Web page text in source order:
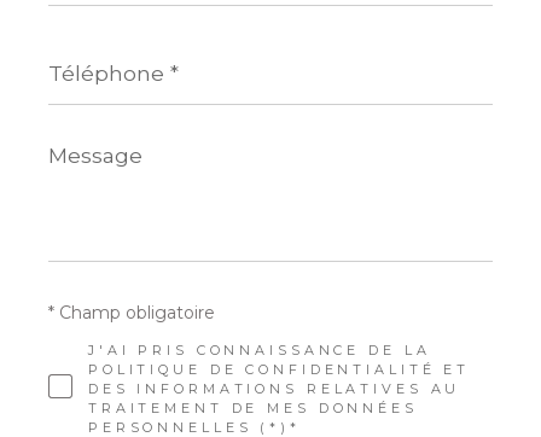
*
Message
*
J'AI PRIS CONNAISSANCE DE LA
POLITIQUE DE CONFIDENTIALITÉ ET
DES INFORMATIONS RELATIVES AU
TRAITEMENT DE MES DONNÉES
PERSONNELLES (*)*
* Champ obligatoire